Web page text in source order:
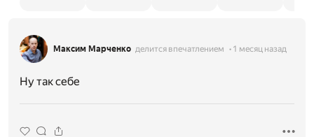
Максим Марченко делится впечатлением 1 месяц назад
Ну так себе